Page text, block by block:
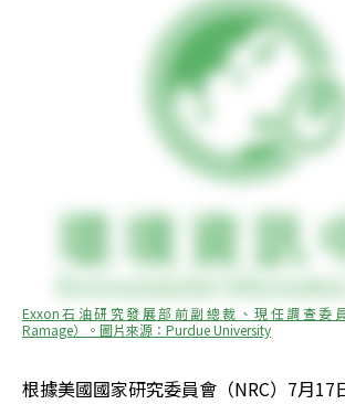
Exxon石油研究發展部前副總裁、現任調查委
Ramage）。圖片來源：Purdue University
根據美國國家研究委員會（NRC）7月17